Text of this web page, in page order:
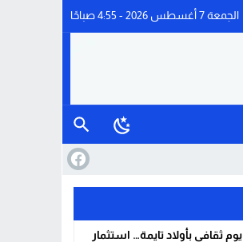
الجمعة 7 أغسطس 2026 - 4:55 صباحًا
يوم ثقافي بأولاد تايمة… استثمار